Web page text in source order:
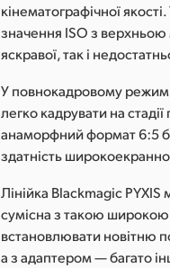
кінематографічної
значення ISO з
яскравої, так і
У повнокадровому
легко кадрувати на
анаморфний формат 6:5
здатність
Лінійка Blackmagic PYXIS
сумісна з такою широкою
встановлювати новітню
а з адаптером — багато